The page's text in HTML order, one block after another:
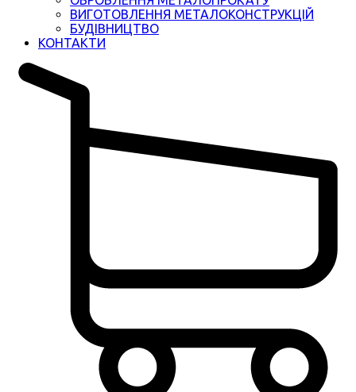
ВИГОТОВЛЕННЯ МЕТАЛОКОНСТРУКЦІЙ
БУДІВНИЦТВО
КОНТАКТИ